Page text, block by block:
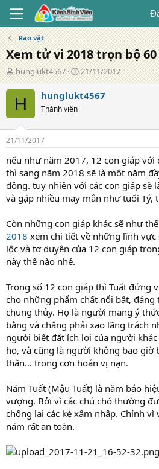
Rao vặt
Xem tử vi 2018 trọn bộ
T
á
c
g
ả
hunglukt4567
N
g
à
g
21/11/2017
H hunglukt4567
Thành viên
21/11/2017
nếu như năm 2017, 12 con giáp với
thì sang năm 2018 sẽ là một năm
động. tuy nhiên với các con giáp sẽ
và gặp nhiều may mắn như tuổi Tý,
Còn những con giáp khác sẽ như
2018 xem chi tiết về những lĩnh vực
lộc và tơ duyên của 12 con giáp
này thế nào nhé.
Trong số 12 con giáp thì Tuất đứng
cho những phẩm chất nổi bật, đáng
chung thủy. Họ là người mang ý
bằng và chẳng phải xao lãng trách
người biết đặt ích lợi của người
họ, và cũng là người không bao giờ
thân… trong cơn hoán vị nạn.
Năm Tuất (Mậu Tuất) là năm báo
vượng. Bởi vì các chú chó thường
chống lại các kẻ xâm nhập. Chính
năm rất an toàn.